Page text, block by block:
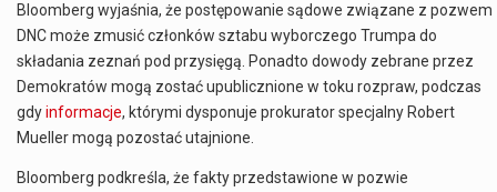
Bloomberg wyjaśnia, że postępowanie sądowe związane z pozwem
DNC może zmusić członków sztabu wyborczego Trumpa do
składania zeznań pod przysięgą. Ponadto dowody zebrane przez
Demokratów mogą zostać upublicznione w toku rozpraw, podczas
gdyinformacje, którymi dysponuje prokurator specjalny Robert
Mueller mogą pozostać utajnione.
Bloomberg podkreśla, że fakty przedstawione w pozwie